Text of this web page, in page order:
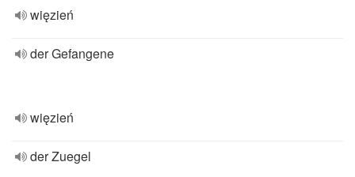
więzień
der Gefangene
więzień
der Zuegel